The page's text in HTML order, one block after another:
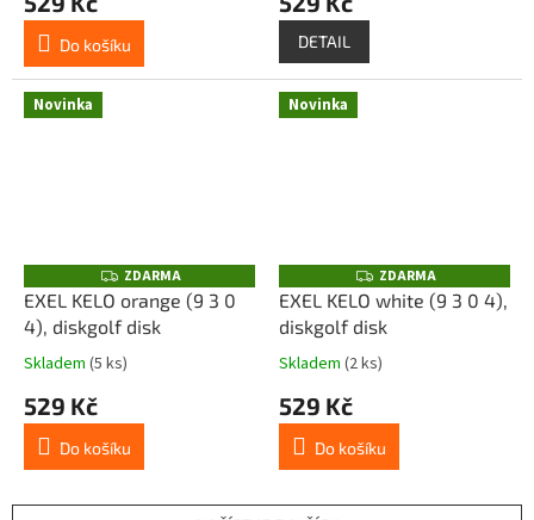
Do košíku DETAIL
Novinka
Z
D
A
R
A
ZDARMA
EXEL KELO orange (9 3 0
4), diskgolf disk
Skladem (5 ks)
529 Kč
Do košíku
Novinka
Z
D
A
R
A
ZDARMA
EXEL KELO white (9 3 0 4),
diskgolf disk
Skladem (2 ks)
529 Kč
Do košíku